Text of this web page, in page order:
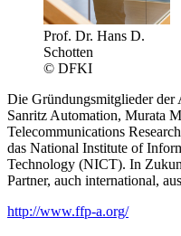
Prof. Dr. Hans D.
Schotten
© DFKI
Die Gründungsmitglieder
Sanritz Automation, Murata
Telecommunications
das National Institute of
Technology (NICT). In
Partner, auch international,
http://www.ffp-a.org/